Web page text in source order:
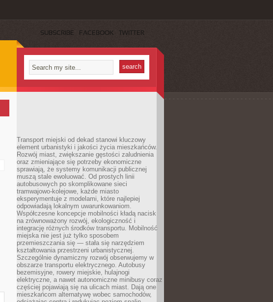
SUBSCRIBE FACEBOOK TWITTER
Transport miejski od dekad stanowi kluczowy
element urbanistyki i jakości życia mieszkańców.
Rozwój miast, zwiększanie gęstości zaludnienia
oraz zmieniające się potrzeby ekonomiczne
sprawiają, że systemy komunikacji publicznej
muszą stale ewoluować. Od prostych linii
autobusowych po skomplikowane sieci
tramwajowo-kolejowe, każde miasto
eksperymentuje z modelami, które najlepiej
odpowiadają lokalnym uwarunkowaniom.
Współczesne koncepcje mobilności kładą nacisk
na zrównoważony rozwój, ekologiczność i
integrację różnych środków transportu. Mobilność
miejska nie jest już tylko sposobem
przemieszczania się — stała się narzędziem
kształtowania przestrzeni urbanistycznej.
Szczególnie dynamiczny rozwój obserwujemy w
obszarze transportu elektrycznego. Autobusy
bezemisyjne, rowery miejskie, hulajnogi
elektryczne, a nawet autonomiczne minibusy coraz
częściej pojawiają się na ulicach miast. Dają one
mieszkańcom alternatywę wobec samochodów,